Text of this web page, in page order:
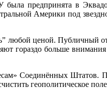
была предпринята в
Америки под
любой ценой. Публичный
гораздо больше внимания
Соединённых Штатов.
геополитическое